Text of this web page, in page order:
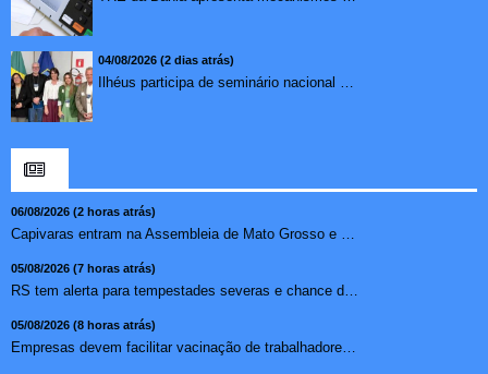
04/08/2026 (2 dias atrás)
Ilhéus participa de seminário nacional sobre turismo sustentável e captação de investimentos
06/08/2026 (2 horas atrás)
Capivaras entram na Assembleia de Mato Grosso e surpreendem...
05/08/2026 (7 horas atrás)
RS tem alerta para tempestades severas e chance de tornado ...
05/08/2026 (8 horas atrás)
Empresas devem facilitar vacinação de trabalhadores contr...